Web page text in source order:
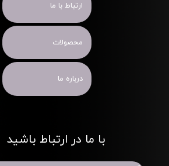
ارتباط با ما
محصولات
درباره ما
با ما در ارتباط باشید